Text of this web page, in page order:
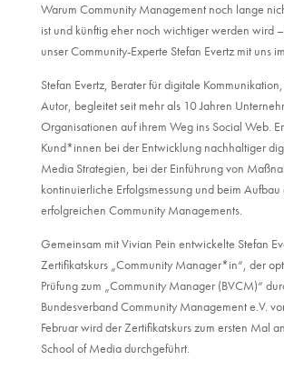
Warum Community Management noch lange
ist und künftig eher noch wichtiger werden wird
unser Community-Experte Stefan Evertz mit uns
Stefan Evertz, Berater für digitale
Autor, begleitet seit mehr als 10 Jahren
Organisationen auf ihrem Weg ins Social Web.
Kund*innen bei der Entwicklung nachhaltiger
Media Strategien, bei der Einführung von
kontinuierliche Erfolgsmessung und beim Aufbau
erfolgreichen Community Managements.
Gemeinsam mit Vivian Pein entwickelte Stefan
Zertifikatskurs „Community Manager*in“, der
Prüfung zum „Community Manager (BVCM)“
Bundesverband Community Management e.V.
Februar wird der Zertifikatskurs zum ersten Mal
School of Media durchgeführt.